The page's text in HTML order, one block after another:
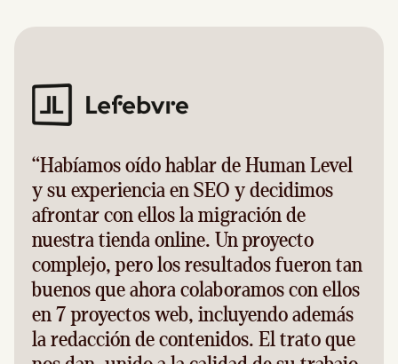
“Habíamos oído hablar de Human Level
y su experiencia en SEO y decidimos
afrontar con ellos la migración de
nuestra tienda online. Un proyecto
complejo, pero los resultados fueron tan
buenos que ahora colaboramos con ellos
en 7 proyectos web, incluyendo además
la redacción de contenidos. El trato que